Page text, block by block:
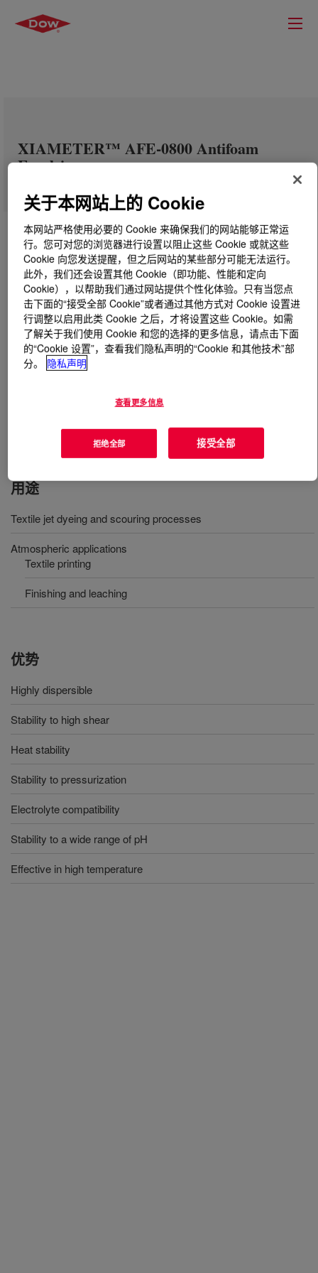
XIAMETER™ AFE-0800 Antifoam
Emulsion
什么是XIAMETER™ AFE-0800 Antifoam Emulsion
diluted and neutralized prior to use for high temperature,
用途
Textile jet dyeing and scouring processes
Atmospheric applications
Textile printing
Finishing and leaching
优势
Highly dispersible
Stability to high shear
Heat stability
Stability to pressurization
Electrolyte compatibility
Stability to a wide range of pH
Effective in high temperature
关于本网站上的 Cookie
本网站严格使用必要的 Cookie 来确保我们的网站能够正常运
行。您可对您的浏览器进行设置以阻止这些 Cookie 或就这些
Cookie 向您发送提醒，但之后网站的某些部分可能无法运行。
此外，我们还会设置其他 Cookie（即功能、性能和定向
Cookie），以帮助我们通过网站提供个性化体验。只有当您点
击下面的“接受全部 Cookie”或者通过其他方式对 Cookie 设置进
行调整以启用此类 Cookie 之后，才将设置这些 Cookie。如需
了解关于我们使用 Cookie 和您的选择的更多信息，请点击下面
的“Cookie 设置”，查看我们隐私声明的“Cookie 和其他技术”部
分。
隐私声明
查看更多信息
拒绝全部 接受全部